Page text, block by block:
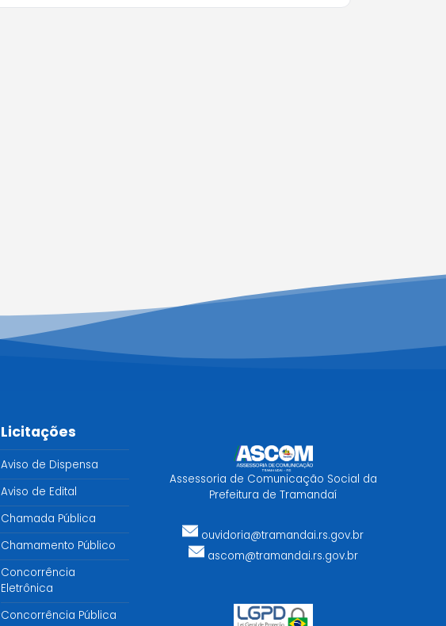
Licitações
Aviso de Dispensa
Aviso de Edital
Chamada Pública
Chamamento Público
Concorrência
Eletrônica
Concorrência Pública
Assessoria de Comunicação Social da
Prefeitura de Tramandaí
ouvidoria@tramandai.rs.gov.br
ascom@tramandai.rs.gov.br